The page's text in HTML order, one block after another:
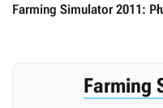
Farming Simulator 2011:
Farming